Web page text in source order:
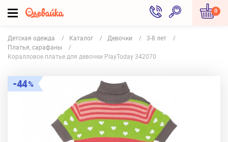
0
Детская одежда Каталог Девочки
3-8 лет
Платья, сарафаны
Коралловое платье для девочки PlayToday 342070
44